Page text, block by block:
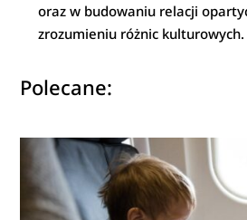
oraz w budowaniu relacji
zrozumieniu różnic kulturowych.
Polecane: